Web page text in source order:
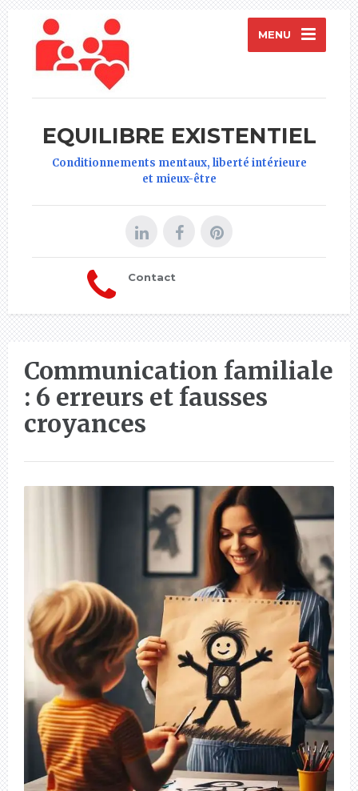
MENU
EQUILIBRE EXISTENTIEL
Conditionnements mentaux, liberté intérieure
et mieux-être
Contact
Communication familiale
: 6 erreurs et fausses
croyances